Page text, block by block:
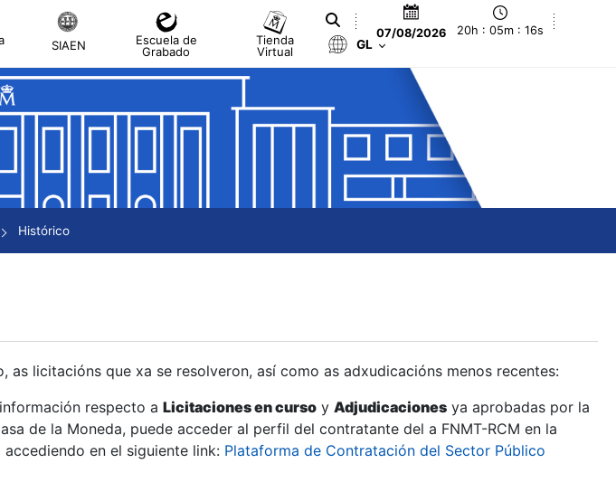
SIAEN
Escuela de
Grabado
Tienda
Virtual
07/08/2026 20h : 05m : 17s
GL
Histórico
licitacións que xa se resolveron, así como as adxudicacións menos recentes:
respecto a Licitaciones en curso y Adjudicaciones ya aprobadas por la
de la Moneda, puede acceder al perfil del contratante del a FNMT-RCM en la
en el siguiente link: Plataforma de Contratación del Sector Público